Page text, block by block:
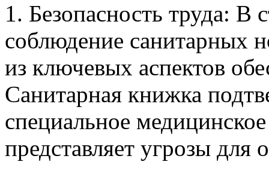
1. Безопасность труда: В
соблюдение санитарных
из ключевых аспектов
Санитарная книжка
специальное
представляет угрозы